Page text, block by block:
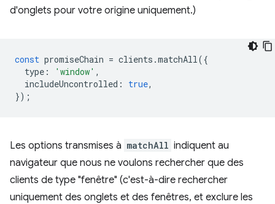
d'onglets pour votre origine uniquement.)
const promiseChain = clients .matchAll({
type : 'window' ,
includeUncontrolled : true,
});
Les options transmises à matchAll indiquent au
navigateur que nous ne voulons rechercher que des
clients de type "fenêtre" (c'est-à-dire rechercher
uniquement des onglets et des fenêtres, et exclure les